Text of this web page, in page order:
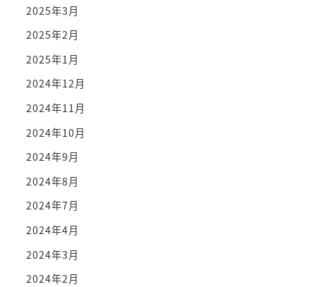
2025年3月
2025年2月
2025年1月
2024年12月
2024年11月
2024年10月
2024年9月
2024年8月
2024年7月
2024年4月
2024年3月
2024年2月